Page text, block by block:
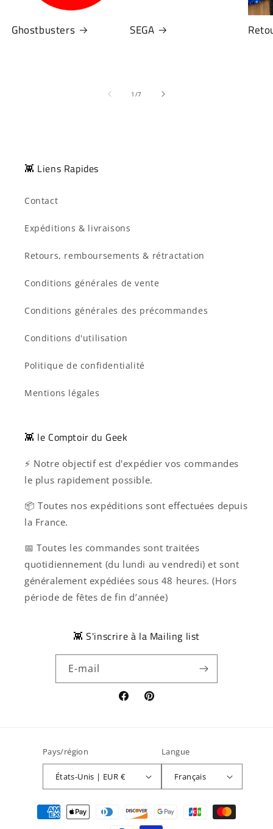
Ghostbusters SEGA
1 /de
7
👾 Liens Rapides
Contact
Expéditions & livraisons
Retours, remboursements & rétractation
Conditions générales de vente
Conditions générales des précommandes
Conditions d'utilisation
Politique de confidentialité
Mentions légales
👾 le Comptoir du Geek
⚡ Notre objectif est d'expédier vos commandes
le plus rapidement possible.
📦 Toutes nos expéditions sont effectuées depuis
la France.
📅 Toutes les commandes sont traitées
quotidiennement (du lundi au vendredi) et sont
généralement expédiées sous 48 heures. (Hors
période de fêtes de fin d’année)
👾 S'inscrire à la Mailing list
E-mail
FacebookPinterest
Pays/région
États-Unis | EUR €
Langue
Français
Moyens